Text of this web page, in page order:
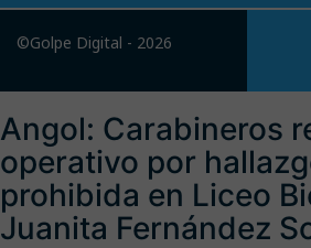
©Golpe Digital - 2026
Angol: Carabineros
operativo por
prohibida en Liceo
Juanita Fernández